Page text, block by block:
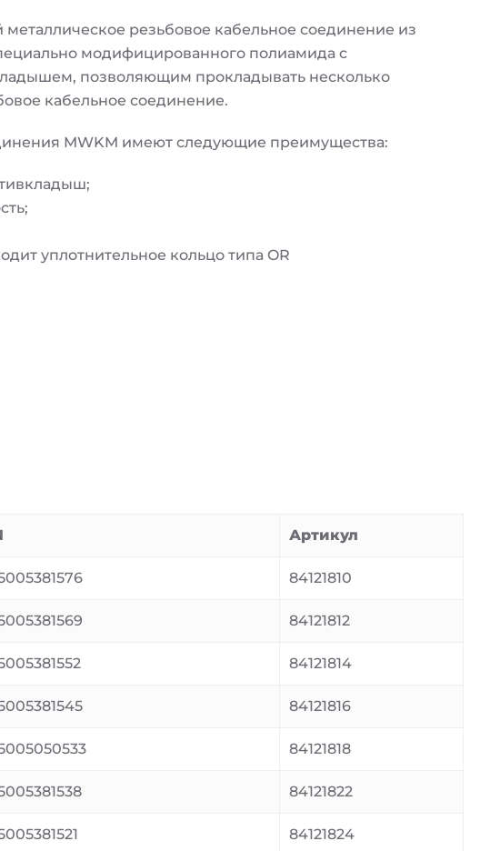
металлическое резьбовое кабельное соединение из
модифицированного полиамида с
позволяющим прокладывать несколько
кабельное соединение.
MWKM имеют следующие преимущества:
уплотнительное кольцо типа OR
Артикул
84121810
84121812
84121814
84121816
84121818
84121822
84121824